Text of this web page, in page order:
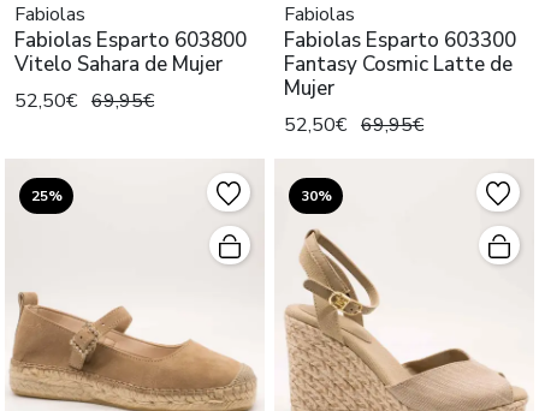
Fabiolas
Fabiolas Esparto 603800
Vitelo Sahara de Mujer
52,50€ 69,95€
Fabiolas
Fabiolas Esparto 603300
Fantasy Cosmic Latte de
Mujer
52,50€ 69,95€
25% 30%